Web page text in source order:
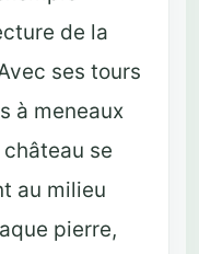
de la
ses tours
à meneaux
se
au milieu
pierre,